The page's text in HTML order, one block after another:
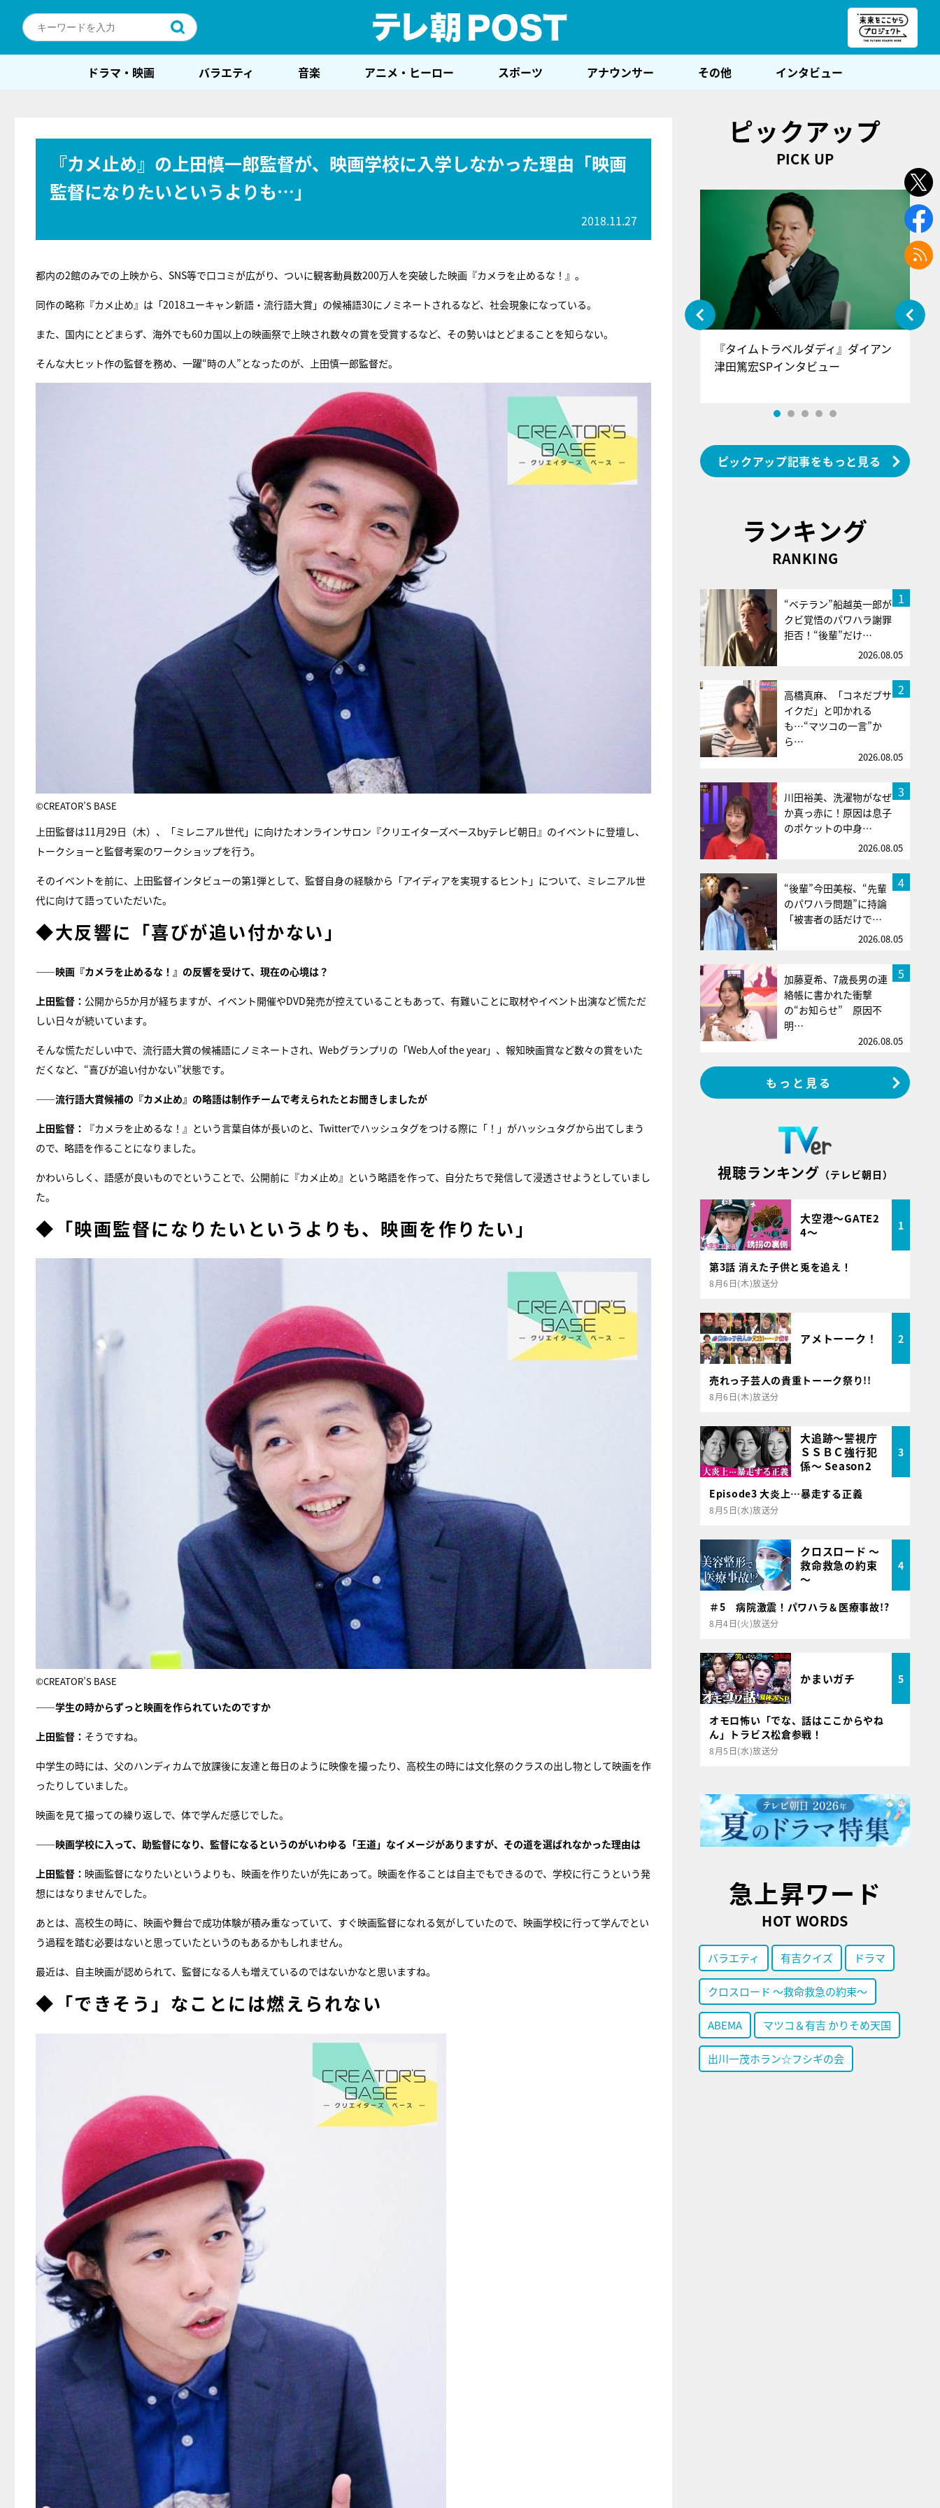
ドラマ・映画 バラエティ 音楽 アニメ・ヒーロー スポーツ アナウンサー その他 インタビュー
『カメ止め』の上田慎一郎監督が、映画学校に入学しなかった理由「映画
監督になりたいというよりも…」
2018.11.27
都内の2館のみでの上映から、SNS等で口コミが広がり、ついに観客動員数200万人を突破した映画『カメラを止めるな！』。
同作の略称『カメ止め』は「2018ユーキャン新語・流行語大賞」の候補語30にノミネートされるなど、社会現象になっている。
また、国内にとどまらず、海外でも60カ国以上の映画祭で上映され数々の賞を受賞するなど、その勢いはとどまることを知らない。
そんな大ヒット作の監督を務め、一躍“時の人”となったのが、上田慎一郎監督だ。
©CREATOR’S BASE
上田監督は11月29日（木）、「ミレニアル世代」に向けたオンラインサロン『クリエイターズベースbyテレビ朝日』のイベントに登壇し、
トークショーと監督考案のワークショップを行う。
そのイベントを前に、上田監督インタビューの第1弾として、監督自身の経験から「アイディアを実現するヒント」について、ミレニアル世
代に向けて語っていただいた。
◆大反響に「喜びが追い付かない」
――映画『カメラを止めるな！』の反響を受けて、現在の心境は？
上田監督： 公開から5か月が経ちますが、イベント開催やDVD発売が控えていることもあって、有難いことに取材やイベント出演など慌ただ
しい日々が続いています。
そんな慌ただしい中で、流行語大賞の候補語にノミネートされ、Webグランプリの「Web人of the year」、報知映画賞など数々の賞をいた
だくなど、“喜びが追い付かない”状態です。
――流行語大賞候補の『カメ止め』の略語は制作チームで考えられたとお聞きしましたが
上田監督：
『カメラを止めるな！』という言葉自体が長いのと、Twitterでハッシュタグをつける際に「！」がハッシュタグから出てしまう
ので、略語を作ることになりました。
かわいらしく、語感が良いものでということで、公開前に『カメ止め』という略語を作って、自分たちで発信して浸透させようとしていまし
た。
◆「映画監督になりたいというよりも、映画を作りたい」
©CREATOR’S BASE
――学生の時からずっと映画を作られていたのですか
上田監督： そうですね。
中学生の時には、父のハンディカムで放課後に友達と毎日のように映像を撮ったり、高校生の時には文化祭のクラスの出し物として映画を作
ったりしていました。
映画を見て撮っての繰り返しで、体で学んだ感じでした。
――映画学校に入って、助監督になり、監督になるというのがいわゆる「王道」なイメージがありますが、その道を選ばれなかった理由は
上田監督： 映画監督になりたいというよりも、映画を作りたいが先にあって。映画を作ることは自主でもできるので、学校に行こうという発
想にはなりませんでした。
あとは、高校生の時に、映画や舞台で成功体験が積み重なっていて、すぐ映画監督になれる気がしていたので、映画学校に行って学んでとい
う過程を踏む必要はないと思っていたというのもあるかもしれません。
最近は、自主映画が認められて、監督になる人も増えているのではないかなと思いますね。
◆「できそう」なことには燃えられない
ピックアップ
PICK UP
ビュー
『タイムトラベルダディ』ダイアン
津田篤宏SPインタビュー
ピックアップ記事をもっと見る
ランキング
RANKING
1
“ベテラン”船越英一郎が
クビ覚悟のパワハラ謝罪
拒否！“後輩”だけ…
2026.08.05
2
高橋真麻、「コネだブサ
イクだ」と叩かれる
も…“マツコの一言”か
ら…
2026.08.05
3
川田裕美、洗濯物がなぜ
か真っ赤に！原因は息子
のポケットの中身…
2026.08.05
4
“後輩”今田美桜、“先輩
のパワハラ問題”に持論
「被害者の話だけで…
2026.08.05
5
加藤夏希、7歳長男の連
絡帳に書かれた衝撃
の“お知らせ” 原因不
明…
2026.08.05
もっと見る
視聴ランキング （テレビ朝日）
大空港～GATE2
4～
1
第3話 消えた子供と兎を追え！
8月6日(木)放送分
アメトーーク！ 2
売れっ子芸人の貴重トーーク祭り!!
8月6日(木)放送分
大追跡～警視庁
ＳＳＢＣ強行犯
係～ Season2
3
Episode3 大炎上…暴走する正義
8月5日(水)放送分
クロスロード ～
救命救急の約束
～
4
＃5 病院激震！パワハラ＆医療事故!?
8月4日(火)放送分
かまいガチ 5
オモロ怖い「でな、話はここからやね
ん」トラビス松倉参戦！
8月5日(水)放送分
急上昇ワード
HOT WORDS
バラエティ 有吉クイズ ドラマ
クロスロード ～救命救急の約束～
ABEMA マツコ＆有吉 かりそめ天国
出川一茂ホラン☆フシギの会